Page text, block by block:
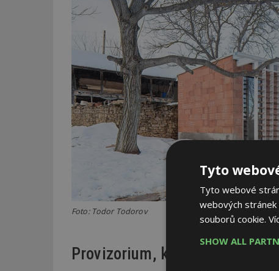
Foto: Todor Todorov
Provizorium, které není na
Tyto
Tyto webové
webových stránek
souborů cookie.
SHOW ALL